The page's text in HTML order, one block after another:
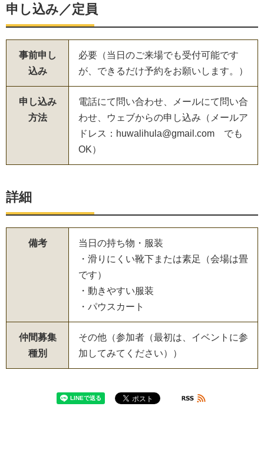
申し込み／定員
事前申し
込み
必要（当日のご来場でも受付可能です
が、できるだけ予約をお願いします。）
申し込み
方法
電話にて問い合わせ、メールにて問い合
わせ、ウェブからの申し込み（メールア
ドレス：huwalihula@gmail.com でも
OK）
詳細
備考
当日の持ち物・服装
・滑りにくい靴下または素足（会場は畳
です）
・動きやすい服装
・パウスカート
仲間募集
種別
その他（参加者（最初は、イベントに参
加してみてください））